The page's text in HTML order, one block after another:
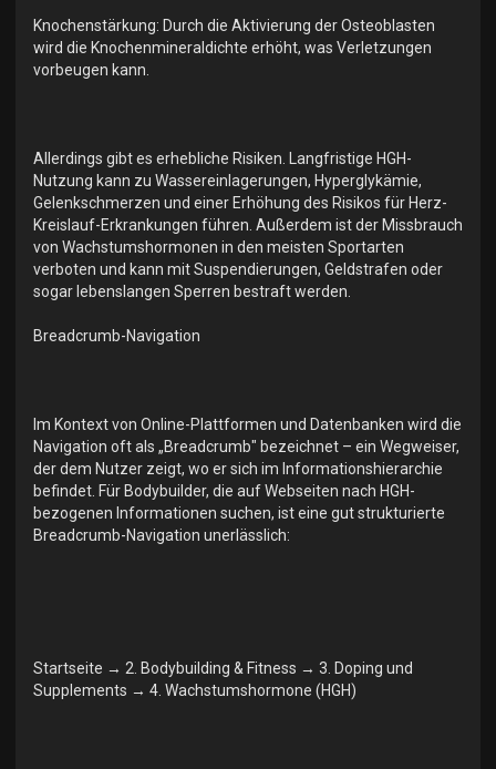
Knochenstärkung: Durch die Aktivierung der Osteoblasten
wird die Knochenmineraldichte erhöht, was Verletzungen
vorbeugen kann.
Allerdings gibt es erhebliche Risiken. Langfristige HGH-
Nutzung kann zu Wassereinlagerungen, Hyperglykämie,
Gelenkschmerzen und einer Erhöhung des Risikos für Herz-
Kreislauf-Erkrankungen führen. Außerdem ist der Missbrauch
von Wachstumshormonen in den meisten Sportarten
verboten und kann mit Suspendierungen, Geldstrafen oder
sogar lebenslangen Sperren bestraft werden.
Breadcrumb-Navigation
Im Kontext von Online-Plattformen und Datenbanken wird die
Navigation oft als „Breadcrumb" bezeichnet – ein Wegweiser,
der dem Nutzer zeigt, wo er sich im Informationshierarchie
befindet. Für Bodybuilder, die auf Webseiten nach HGH-
bezogenen Informationen suchen, ist eine gut strukturierte
Breadcrumb-Navigation unerlässlich:
Startseite → 2. Bodybuilding & Fitness → 3. Doping und
Supplements → 4. Wachstumshormone (HGH)